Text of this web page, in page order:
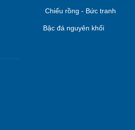
Chiếu rồng - Bức tranh
Bậc đá nguyên khối